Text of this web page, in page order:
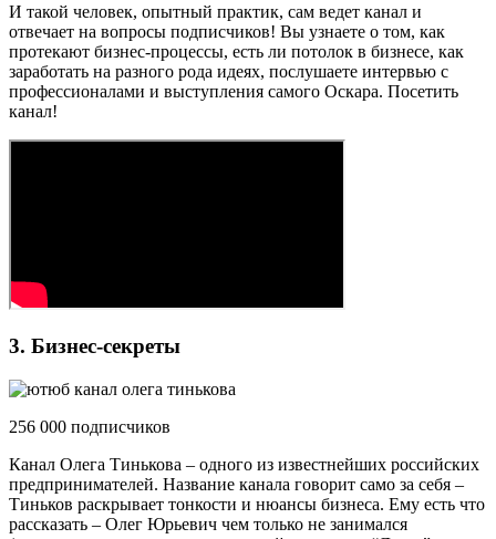
И такой человек, опытный практик, сам ведет канал и
отвечает на вопросы подписчиков! Вы узнаете о том, как
протекают бизнес-процессы, есть ли потолок в бизнесе, как
заработать на разного рода идеях, послушаете интервью с
профессионалами и выступления самого Оскара. Посетить
канал!
3. Бизнес-секреты
256 000 подписчиков
Канал Олега Тинькова – одного из известнейших российских
предпринимателей. Название канала говорит само за себя –
Тиньков раскрывает тонкости и нюансы бизнеса. Ему есть что
рассказать – Олег Юрьевич чем только не занимался